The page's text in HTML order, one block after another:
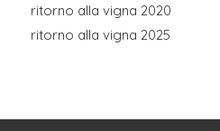
ritorno alla vigna 2020
ritorno alla vigna 2025